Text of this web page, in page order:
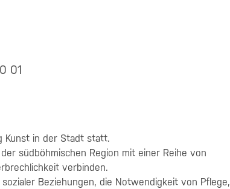
01
Kunst in der Stadt statt.
südböhmischen Region mit einer Reihe von
verbinden.
Beziehungen, die Notwendigkeit von Pflege,